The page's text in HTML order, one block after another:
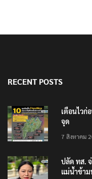
RECENT POSTS
เตือนไวก่
จุด
7 สิงหาคม
ปลัด ทส.
แม่น้ำข้า